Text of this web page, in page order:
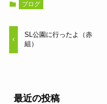
ブログ
SL公園に行ったよ（赤
組）
最近の投稿